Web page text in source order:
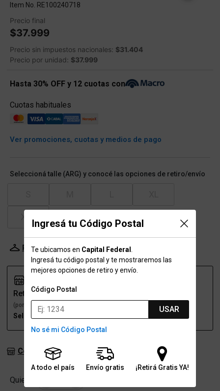
Ingresá tu Código Postal
Te ubicamos en Capital Federal
Ingresá tu código postal y te mostraremos las
mejores opciones de retiro y envío.
Código Postal
USAR
No sé mi Código Postal
A todo el país Envío gratis ¡Retirá Gratis YA!
Item No. RE100240718
Precio final
$37.999
Precio sin impuestos nacionales: $31.404
Precio por unidad: $37.999
Hasta 30% OFF y 12 cuotas con
Cuotas habituales
Ver promociones, cuotas y medios de pago
Seleccioná talle (ARG) y conocé las opciones de retiro/envío
Probador Virtual Tabla de talles
Retiro
(por una sucursal)
Seleccioná talle
Consultar stock en sucursales
Quiero